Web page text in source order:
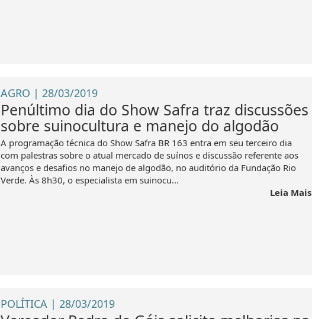
AGRO | 28/03/2019
Penúltimo dia do Show Safra traz discussões
sobre suinocultura e manejo do algodão
A programação técnica do Show Safra BR 163 entra em seu terceiro dia
com palestras sobre o atual mercado de suínos e discussão referente aos
avanços e desafios no manejo de algodão, no auditório da Fundação Rio
Verde. Às 8h30, o especialista em suinocu...
Leia Mais
POLÍTICA | 28/03/2019